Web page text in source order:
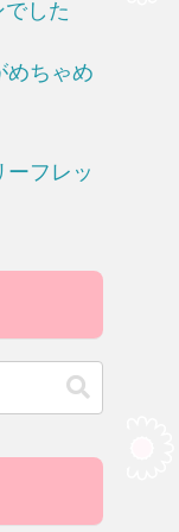
した
めちゃめ
ーフレッ